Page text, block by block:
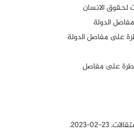
الدولة
على مفاصل الدولة
على مفاصل
. 23-02-2023.